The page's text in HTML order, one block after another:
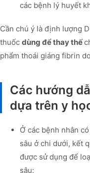
các bệnh lý huyết
Cần chú ý là định lượng
thuốc dùng để thay thế
phẩm thoái giáng fibrin
Các hướng
dựa trên y
Ở các bệnh nhân
sâu ở chi dưới, kết
được sử dụng để
sâu: